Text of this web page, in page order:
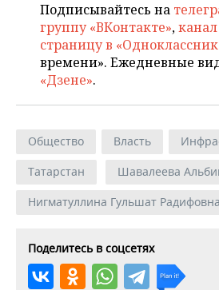
ОТКРЫТАЯ ЛЕКЦИЯ
БАСКЕТБОЛ
ВОЛЕЙБОЛ
КИБЕРСПОРТ
ХОККЕЙ С МЯЧОМ
ИНФРАСТРУКТУРА
ИСТОРИЯ
КУЛЬТУРА
ПРОИСШЕСТВИЯ
СПРАВОЧНИК
СПИСОК ПЕРСОН
СПИСОК КОМПАНИЙ
ПОЛНАЯ ВЕРСИЯ
Подписывайтесь на
группу «ВКонтакте»,
страницу в
времени». Ежедневные
«Дзене».
Общество Власть
Татарстан
Шавалеева
Нигматуллина Гульшат Радифовна
Поделитесь в соцсетях